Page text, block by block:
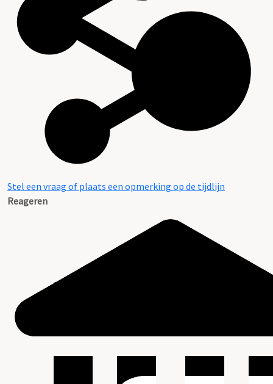
Stel een vraag of plaats een opmerking op de tijdlijn
Reageren